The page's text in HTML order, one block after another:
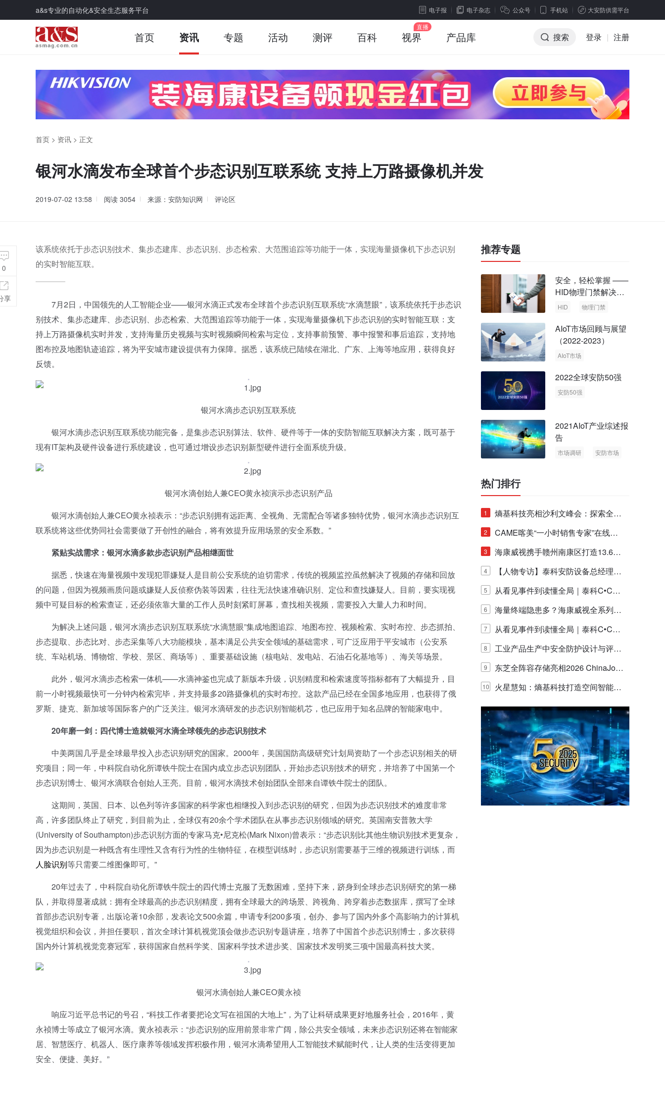
a&s专业的自动化&安全生态服务平台 电子报 电子杂志 公众号 手机站 大安防供需平台
首页 资讯 专题 活动 测评 百科 视界 产品库 搜索 登录 | 注册
首页 > 资讯 > 正文
银河水滴发布全球首个步态识别互联系统 支持上万路摄像机并发
2019-07-02 13:58 阅读 3054 来源：安防知识网 评论区
该系统依托于步态识别技术、集步态建库、步态识别、步态检索、大范围追踪等功能于一体，实现海量摄像机下步态识别
的实时智能互联。
7月2日，中国领先的人工智能企业——银河水滴正式发布全球首个步态识别互联系统“水滴慧眼”，该系统依托于步态识
别技术、集步态建库、步态识别、步态检索、大范围追踪等功能于一体，实现海量摄像机下步态识别的实时智能互联：支
持上万路摄像机实时并发，支持海量历史视频与实时视频瞬间检索与定位，支持事前预警、事中报警和事后追踪，支持地
图布控及地图轨迹追踪，将为平安城市建设提供有力保障。据悉，该系统已陆续在湖北、广东、上海等地应用，获得良好
反馈。
银河水滴步态识别互联系统
银河水滴步态识别互联系统功能完备，是集步态识别算法、软件、硬件等于一体的安防智能互联解决方案，既可基于
现有IT架构及硬件设备进行系统建设，也可通过增设步态识别新型硬件进行全面系统升级。
银河水滴创始人兼CEO黄永祯演示步态识别产品
银河水滴创始人兼CEO黄永祯表示：“步态识别拥有远距离、全视角、无需配合等诸多独特优势，银河水滴步态识别互
联系统将这些优势同社会需要做了开创性的融合，将有效提升应用场景的安全系数。”
紧贴实战需求：银河水滴多款步态识别产品相继面世
据悉，快速在海量视频中发现犯罪嫌疑人是目前公安系统的迫切需求，传统的视频监控虽然解决了视频的存储和回放
的问题，但因为视频画质问题或嫌疑人反侦察伪装等因素，往往无法快速准确识别、定位和查找嫌疑人。目前，要实现视
频中可疑目标的检索查证，还必须依靠大量的工作人员时刻紧盯屏幕，查找相关视频，需要投入大量人力和时间。
为解决上述问题，银河水滴步态识别互联系统“水滴慧眼”集成地图追踪、地图布控、视频检索、实时布控、步态抓拍、
步态提取、步态比对、步态采集等八大功能模块，基本满足公共安全领域的基础需求，可广泛应用于平安城市（公安系
统、车站机场、博物馆、学校、景区、商场等）、重要基础设施（核电站、发电站、石油石化基地等）、海关等场景。
此外，银河水滴步态检索一体机——水滴神鉴也完成了新版本升级，识别精度和检索速度等指标都有了大幅提升，目
前一小时视频最快可一分钟内检索完毕，并支持最多20路摄像机的实时布控。这款产品已经在全国多地应用，也获得了俄
罗斯、捷克、新加坡等国际客户的广泛关注。银河水滴研发的步态识别智能机芯，也已应用于知名品牌的智能家电中。
20年磨一剑：四代博士造就银河水滴全球领先的步态识别技术
中美两国几乎是全球最早投入步态识别研究的国家。2000年，美国国防高级研究计划局资助了一个步态识别相关的研
究项目；同一年，中科院自动化所谭铁牛院士在国内成立步态识别团队，开始步态识别技术的研究，并培养了中国第一个
步态识别博士、银河水滴联合创始人王亮。目前，银河水滴技术创始团队全部来自谭铁牛院士的团队。
这期间，英国、日本、以色列等许多国家的科学家也相继投入到步态识别的研究，但因为步态识别技术的难度非常
高，许多团队终止了研究，到目前为止，全球仅有20余个学术团队在从事步态识别领域的研究。英国南安普敦大学
(University of Southampton)步态识别方面的专家马克•尼克松(Mark Nixon)曾表示：“步态识别比其他生物识别技术更复杂，
因为步态识别是一种既含有生理性又含有行为性的生物特征，在模型训练时，步态识别需要基于三维的视频进行训练，而
人脸识别等只需要二维图像即可。”
20年过去了，中科院自动化所谭铁牛院士的四代博士克服了无数困难，坚持下来，跻身到全球步态识别研究的第一梯
队，并取得显著成就：拥有全球最高的步态识别精度，拥有全球最大的跨场景、跨视角、跨穿着步态数据库，撰写了全球
首部步态识别专著，出版论著10余部，发表论文500余篇，申请专利200多项，创办、参与了国内外多个高影响力的计算机
视觉组织和会议，并担任要职，首次全球计算机视觉顶会做步态识别专题讲座，培养了中国首个步态识别博士，多次获得
国内外计算机视觉竞赛冠军，获得国家自然科学奖、国家科学技术进步奖、国家技术发明奖三项中国最高科技大奖。
银河水滴创始人兼CEO黄永祯
响应习近平总书记的号召，“科技工作者要把论文写在祖国的大地上”，为了让科研成果更好地服务社会，2016年，黄
永祯博士等成立了银河水滴。黄永祯表示：“步态识别的应用前景非常广阔，除公共安全领域，未来步态识别还将在智能家
居、智慧医疗、机器人、医疗康养等领域发挥积极作用，银河水滴希望用人工智能技术赋能时代，让人类的生活变得更加
安全、便捷、美好。”
0
享
推荐专题
安全，轻松掌握 ——
HID物理门禁解决方
案，启动智慧安全新
HID 物理门禁
AIoT市场回顾与展望
（2022-2023）
AIoT市场
2022全球安防50强
安防50强
2021AIoT产业综述报
告
市场调研
安防市场
热门排行
1
熵基科技亮相沙利文峰会：探索全栈
脑机技术商业化生态新路径
2
CAME喀美“一小时销售专家”在线赋
能培训正式启动！
3
海康威视携手赣州南康区打造13.6公
里绿波网
4
【人物专访】泰科安防设备总经理张
宁解码安防出海新范式
5
从看见事件到读懂全局｜泰科C•CUR
E IQ 3.20开启安防运营智能新时代
6
海量终端隐患多？海康威视全系列物
联安全产品，四层守护更放心！
7
从看见事件到读懂全局｜泰科C•CUR
E IQ 3.20开启安防运营智能新时代
8
工业产品生产中安全防护设计与评估
的实践与探讨
9
东芝全阵容存储亮相2026 ChinaJo
y，以海量数据底座赋能“与AI同游”新
体验
10
火星慧知：熵基科技打造空间智能时
代的认知中枢